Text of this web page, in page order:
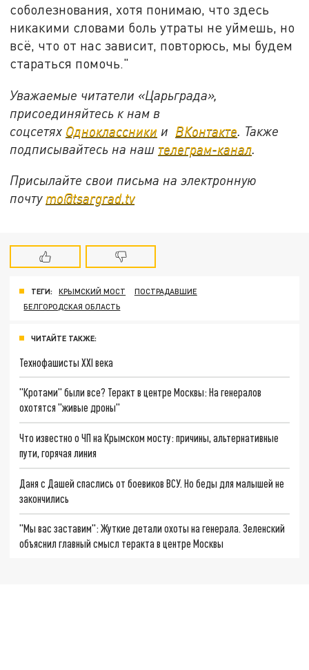
соболезнования, хотя понимаю, что здесь
никакими словами боль утраты не уймешь, но
всё, что от нас зависит, повторюсь, мы будем
стараться помочь."
Уважаемые читатели «Царьграда»,
присоединяйтесь к нам в
соцсетях Одноклассники и ВКонтакте . Также
подписывайтесь на наш телеграм-канал
Присылайте свои письма на электронную
почту mo@tsargrad.tv
ТЕГИ: КРЫМСКИЙ МОСТ
ПОСТРАДАВШИЕ
БЕЛГОРОДСКАЯ ОБЛАСТЬ
ЧИТАЙТЕ ТАКЖЕ:
Технофашисты XXI века
"Кротами" были все? Теракт в центре Москвы: На генералов
охотятся "живые дроны"
Что известно о ЧП на Крымском мосту: причины, альтернативные
пути, горячая линия
Даня с Дашей спаслись от боевиков ВСУ. Но беды для малышей не
закончились
"Мы вас заставим": Жуткие детали охоты на генерала. Зеленский
объяснил главный смысл теракта в центре Москвы